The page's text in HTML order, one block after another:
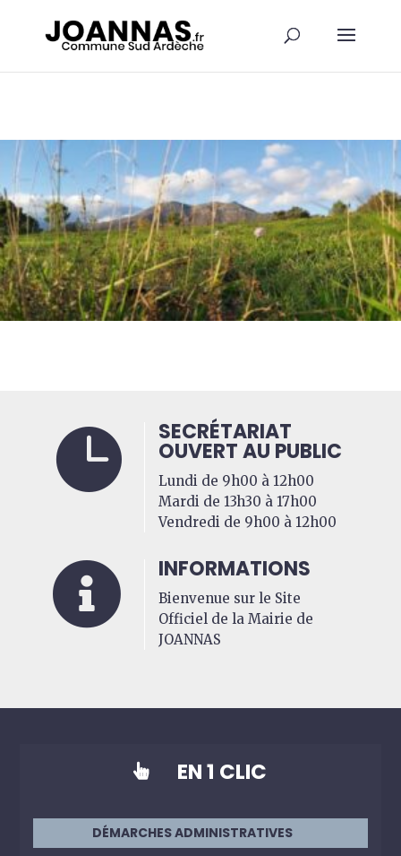
 SECRÉTARIAT
OUVERT AU PUBLIC
Lundi de 9h00 à 12h00
Mardi de 13h30 à 17h00
Vendredi de 9h00 à 12h00
 INFORMATIONS
Bienvenue sur le Site
Officiel de la Mairie de
JOANNAS
 EN 1 CLIC
DÉMARCHES ADMINISTRATIVES